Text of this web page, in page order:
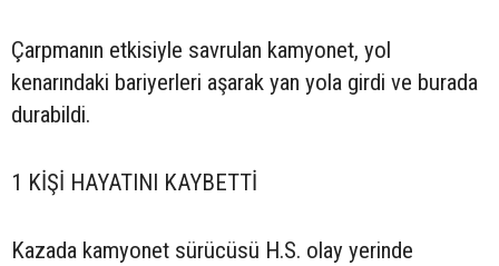
Çarpmanın etkisiyle savrulan kamyonet, yol
kenarındaki bariyerleri aşarak yan yola girdi ve burada
durabildi.
1 KİŞİ HAYATINI KAYBETTİ
Kazada kamyonet sürücüsü H.S. olay yerinde